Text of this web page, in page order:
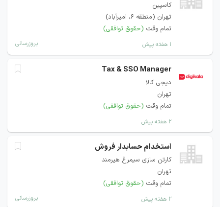
کاسپین
تهران (منطقه ۶، امیرآباد)
تمام وقت (حقوق توافقی)
۱ هفته پیش بروزرسانی
Tax & SSO Manager
دیجی کالا
تهران
تمام وقت (حقوق توافقی)
۲ هفته پیش
استخدام حسابدار فروش
کارتن سازی سیمرغ هیرمند
تهران
تمام وقت (حقوق توافقی)
۲ هفته پیش بروزرسانی